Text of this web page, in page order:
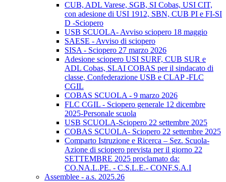
CUB, ADL Varese, SGB, SI Cobas, USI CIT,
con adesione di USI 1912, SBN, CUB PI e FI-SI
D -Sciopero
USB SCUOLA- Avviso sciopero 18 maggio
SAESE - Avviso di sciopero
SISA - Sciopero 27 marzo 2026
Adesione sciopero USI SURF, CUB SUR e
ADL Cobas, SLAI COBAS per il sindacato di
classe, Confederazione USB e CLAP -FLC
CGIL
COBAS SCUOLA - 9 marzo 2026
FLC CGIL - Sciopero generale 12 dicembre
2025-Personale scuola
USB SCUOLA-Sciopero 22 settembre 2025
COBAS SCUOLA- Sciopero 22 settembre 2025
Comparto Istruzione e Ricerca – Sez. Scuola-
Azione di sciopero prevista per il giorno 22
SETTEMBRE 2025 proclamato da:
CO.NA.L.PE. - C.S.L.E.- CONF.S.A.I
Assemblee - a.s. 2025.26